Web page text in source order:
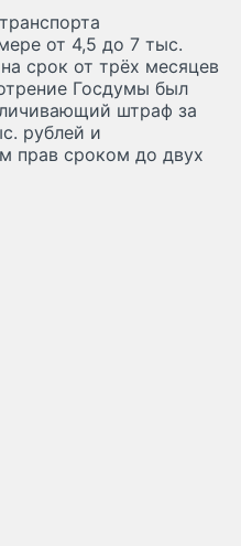
от 4,5 до 7 тыс.
срок от трёх месяцев
Госдумы был
штраф за
рублей и
прав сроком до двух